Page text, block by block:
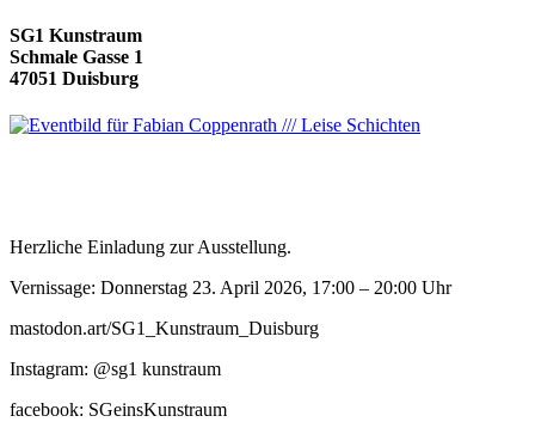
SG1 Kunstraum
Schmale Gasse 1
47051 Duisburg
Herzliche Einladung zur Ausstellung.
Vernissage: Donnerstag 23. April 2026, 17:00 – 20:00 Uhr
mastodon.art/SG1_Kunstraum_Duisburg
Instagram: @sg1 kunstraum
facebook: SGeinsKunstraum